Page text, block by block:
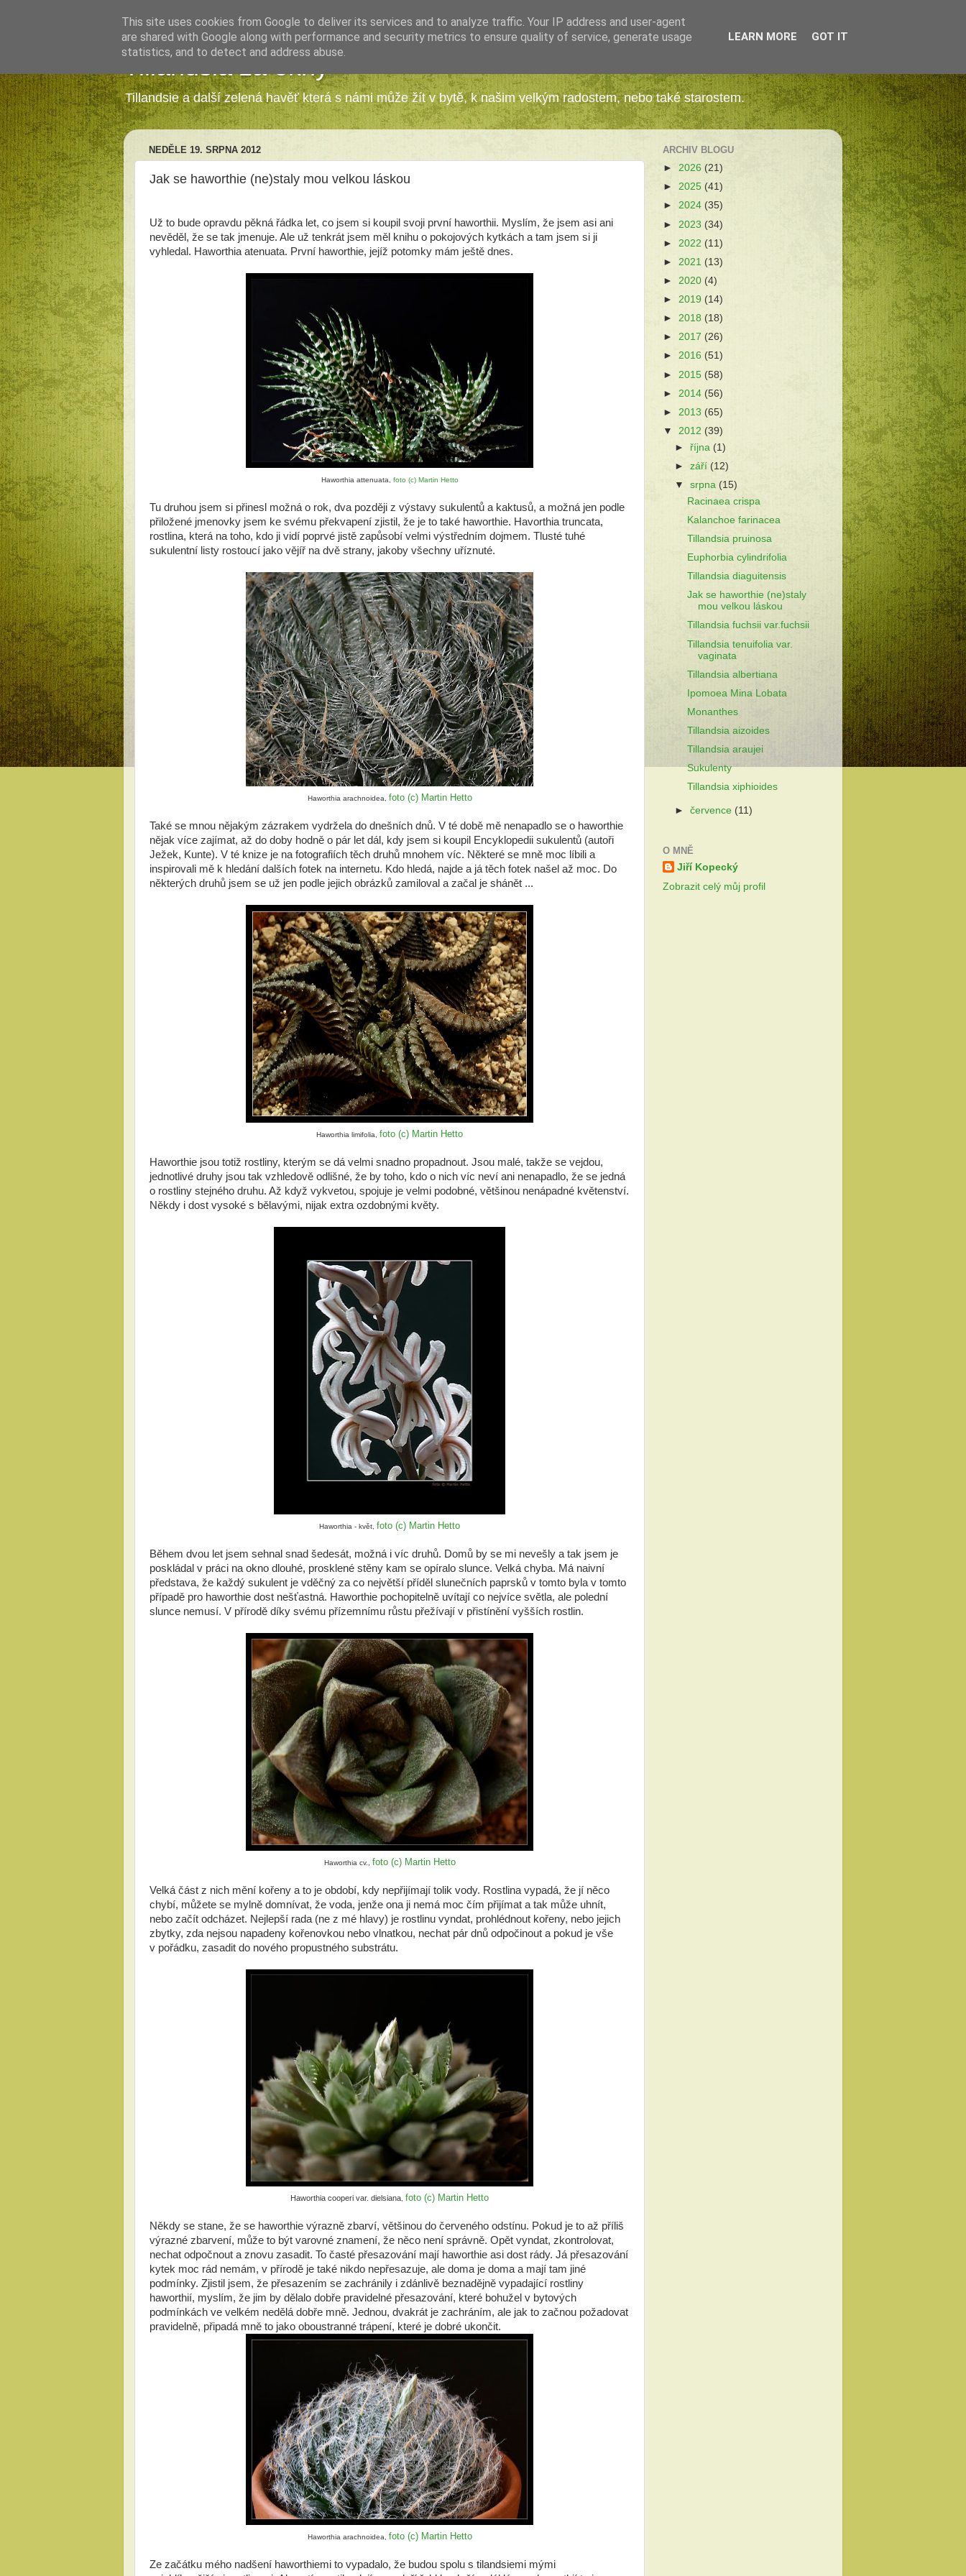
Tillandsia za okny
Tillandsie a další zelená havěť která s námi může žít v bytě, k našim velkým radostem, nebo také starostem.
NEDĚLE 19. SRPNA 2012
Jak se haworthie (ne)staly mou velkou láskou
Už to bude opravdu pěkná řádka let, co jsem si koupil svoji první haworthii. Myslím, že jsem asi ani
nevěděl, že se tak jmenuje. Ale už tenkrát jsem měl knihu o pokojových kytkách a tam jsem si ji
vyhledal. Haworthia atenuata. První haworthie, jejíž potomky mám ještě dnes.
Haworthia attenuata, foto (c) Martin Hetto
Tu druhou jsem si přinesl možná o rok, dva později z výstavy sukulentů a kaktusů, a možná jen podle
přiložené jmenovky jsem ke svému překvapení zjistil, že je to také haworthie. Havorthia truncata,
rostlina, která na toho, kdo ji vidí poprvé jistě zapůsobí velmi výstředním dojmem. Tlusté tuhé
sukulentní listy rostoucí jako vějíř na dvě strany, jakoby všechny uříznuté.
Haworthia arachnoidea, foto (c) Martin Hetto
Také se mnou nějakým zázrakem vydržela do dnešních dnů. V té době mě nenapadlo se o haworthie
nějak více zajímat, až do doby hodně o pár let dál, kdy jsem si koupil Encyklopedii sukulentů (autoři
Ježek, Kunte). V té knize je na fotografiích těch druhů mnohem víc. Některé se mně moc líbili a
inspirovali mě k hledání dalších fotek na internetu. Kdo hledá, najde a já těch fotek našel až moc. Do
některých druhů jsem se už jen podle jejich obrázků zamiloval a začal je shánět ...
Haworthia limifolia, foto (c) Martin Hetto
Haworthie jsou totiž rostliny, kterým se dá velmi snadno propadnout. Jsou malé, takže se vejdou,
jednotlivé druhy jsou tak vzhledově odlišné, že by toho, kdo o nich víc neví ani nenapadlo, že se jedná
o rostliny stejného druhu. Až když vykvetou, spojuje je velmi podobné, většinou nenápadné květenství.
Někdy i dost vysoké s bělavými, nijak extra ozdobnými květy.
Haworthia - květ, foto (c) Martin Hetto
Během dvou let jsem sehnal snad šedesát, možná i víc druhů. Domů by se mi nevešly a tak jsem je
poskládal v práci na okno dlouhé, prosklené stěny kam se opíralo slunce. Velká chyba. Má naivní
představa, že každý sukulent je vděčný za co největší příděl slunečních paprsků v tomto byla v tomto
případě pro haworthie dost nešťastná. Haworthie pochopitelně uvítají co nejvíce světla, ale polední
slunce nemusí. V přírodě díky svému přízemnímu růstu přežívají v přistínění vyšších rostlin.
Haworthia cv., foto (c) Martin Hetto
Velká část z nich mění kořeny a to je období, kdy nepřijímají tolik vody. Rostlina vypadá, že jí něco
chybí, můžete se mylně domnívat, že voda, jenže ona ji nemá moc čím přijímat a tak může uhnít,
nebo začít odcházet. Nejlepší rada (ne z mé hlavy) je rostlinu vyndat, prohlédnout kořeny, nebo jejich
zbytky, zda nejsou napadeny kořenovkou nebo vlnatkou, nechat pár dnů odpočinout a pokud je vše
v pořádku, zasadit do nového propustného substrátu.
Haworthia cooperi var. dielsiana foto (c) Martin Hetto
Někdy se stane, že se haworthie výrazně zbarví, většinou do červeného odstínu. Pokud je to až příliš
výrazné zbarvení, může to být varovné znamení, že něco není správně. Opět vyndat, zkontrolovat,
nechat odpočnout a znovu zasadit. To časté přesazování mají haworthie asi dost rády. Já přesazování
kytek moc rád nemám, v přírodě je také nikdo nepřesazuje, ale doma je doma a mají tam jiné
podmínky. Zjistil jsem, že přesazením se zachránily i zdánlivě beznadějně vypadající rostliny
haworthií, myslím, že jim by dělalo dobře pravidelné přesazování, které bohužel v bytových
podmínkách ve velkém nedělá dobře mně. Jednou, dvakrát je zachráním, ale jak to začnou požadovat
pravidelně, připadá mně to jako oboustranné trápení, které je dobré ukončit.
Haworthia arachnoidea, foto (c) Martin Hetto
Ze začátku mého nadšení haworthiemi to vypadalo, že budou spolu s tilandsiemi mými
ARCHIV BLOGU
► 2026 (21)
► 2025 (41)
► 2024 (35)
► 2023 (34)
► 2022 (11)
► 2021 (13)
► 2020 (4)
► 2019 (14)
► 2018 (18)
► 2017 (26)
► 2016 (51)
► 2015 (58)
► 2014 (56)
► 2013 (65)
▼ 2012 (39)
►října (1)
►září(12)
▼srpna (15)
Racinaea crispa
Kalanchoe farinacea
Tillandsia pruinosa
Euphorbia cylindrifolia
Tillandsia diaguitensis
Jak se haworthie (ne)staly
mou velkou láskou
Tillandsia fuchsii var.fuchsii
Tillandsia tenuifolia var.
vaginata
Tillandsia albertiana
Ipomoea Mina Lobata
Monanthes
Tillandsia aizoides
Tillandsia araujei
Sukulenty
Tillandsia xiphioides
►července (11)
O MNĚ
Jiří Kopecký
Zobrazit celý můj profil
This site uses cookies from Google to deliver its services and to analyze traffic. Your IP address and user-agent
are shared with Google along with performance and security metrics to ensure quality of service, generate usage
statistics, and to detect and address abuse.
LEARN MORE GOT IT